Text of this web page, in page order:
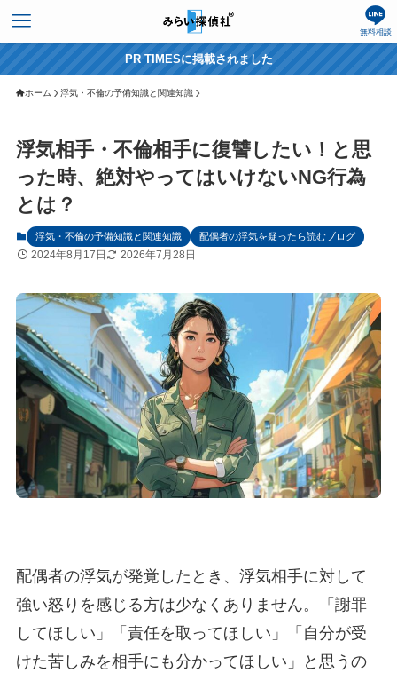
無料相談
PR TIMESに掲載されました
ホーム 浮気・不倫の予備知識と関連知識
浮気相手・不倫相手に復讐したい！と思
った時、絶対やってはいけないNG行為
とは？
浮気・不倫の予備知識と関連知識 配偶者の浮気を疑ったら読むブログ
2024年8月17日 2026年7月28日
配偶者の浮気が発覚したとき、浮気相手に対して
強い怒りを感じる方は少なくありません。「謝罪
してほしい」「責任を取ってほしい」「自分が受
けた苦しみを相手にも分かってほしい」と思うの